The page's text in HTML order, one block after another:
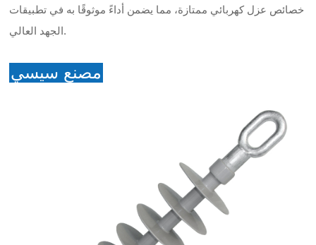
خصائص عزل كهربائي ممتازة، مما يضمن أداءً موثوقًا به في تطبيقات
الجهد العالي.
مصنع سيسي